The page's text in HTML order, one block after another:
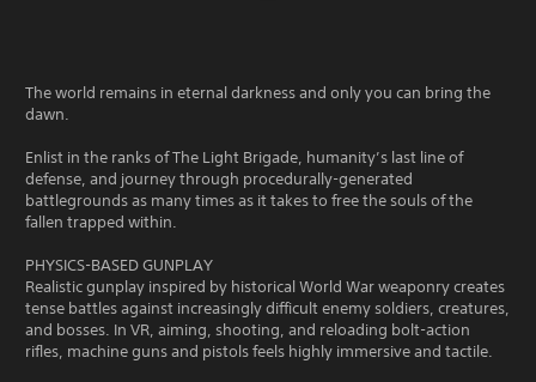
The world remains in eternal darkness and only you can bring the
dawn.
Enlist in the ranks of The Light Brigade, humanity’s last line of
defense, and journey through procedurally-generated
battlegrounds as many times as it takes to free the souls of the
fallen trapped within.
PHYSICS-BASED GUNPLAY
Realistic gunplay inspired by historical World War weaponry creates
tense battles against increasingly difficult enemy soldiers, creatures,
and bosses. In VR, aiming, shooting, and reloading bolt-action
rifles, machine guns and pistols feels highly immersive and tactile.